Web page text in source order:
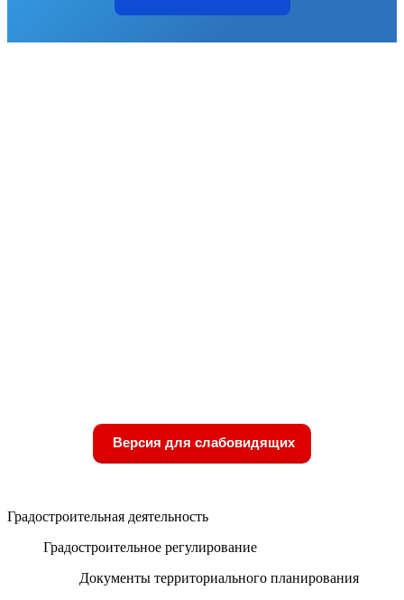
Версия для слабовидящих
Градостроительная деятельность
Градостроительное регулирование
Документы территориального планирования